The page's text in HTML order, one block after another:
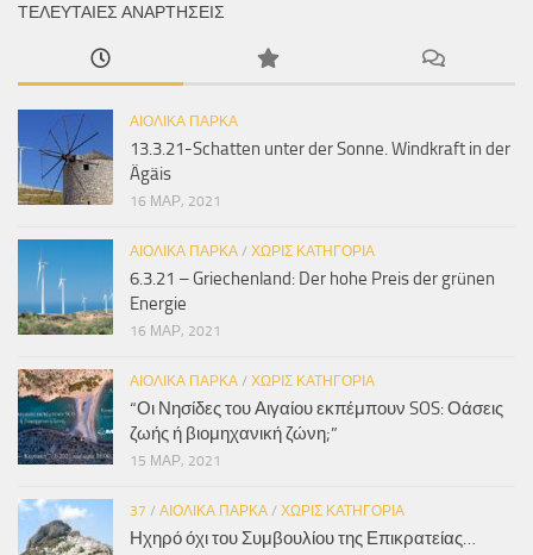
ΤΕΛΕΥΤΑΊΕΣ ΑΝΑΡΤΉΣΕΙΣ
ΑΙΟΛΙΚΆ ΠΆΡΚΑ
13.3.21-Schatten unter der Sonne. Windkraft in der
Ägäis
16 ΜΑΡ, 2021
ΑΙΟΛΙΚΆ ΠΆΡΚΑ / ΧΩΡΊΣ ΚΑΤΗΓΟΡΊΑ
6.3.21 – Griechenland: Der hohe Preis der grünen
Energie
16 ΜΑΡ, 2021
ΑΙΟΛΙΚΆ ΠΆΡΚΑ / ΧΩΡΊΣ ΚΑΤΗΓΟΡΊΑ
“Οι Νησίδες του Αιγαίου εκπέμπουν SOS: Οάσεις
ζωής ή βιομηχανική ζώνη;”
15 ΜΑΡ, 2021
37 / ΑΙΟΛΙΚΆ ΠΆΡΚΑ / ΧΩΡΊΣ ΚΑΤΗΓΟΡΊΑ
Ηχηρό όχι του Συμβουλίου της Επικρατείας…